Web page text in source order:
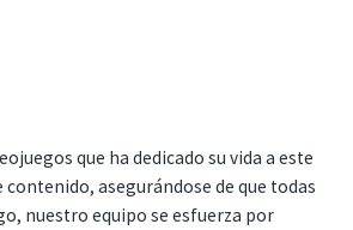
que ha dedicado su vida a este
asegurándose de que todas
nuestro equipo se esfuerza por